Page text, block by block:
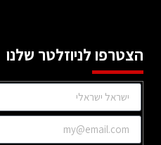
הצטרפו לניוזלטר שלנו